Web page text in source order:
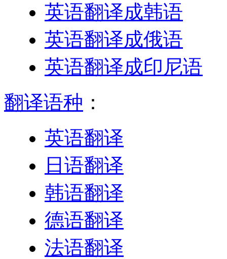
英语翻译成韩语
英语翻译成俄语
英语翻译成印尼语
翻译语种 ：
英语翻译
日语翻译
韩语翻译
德语翻译
法语翻译